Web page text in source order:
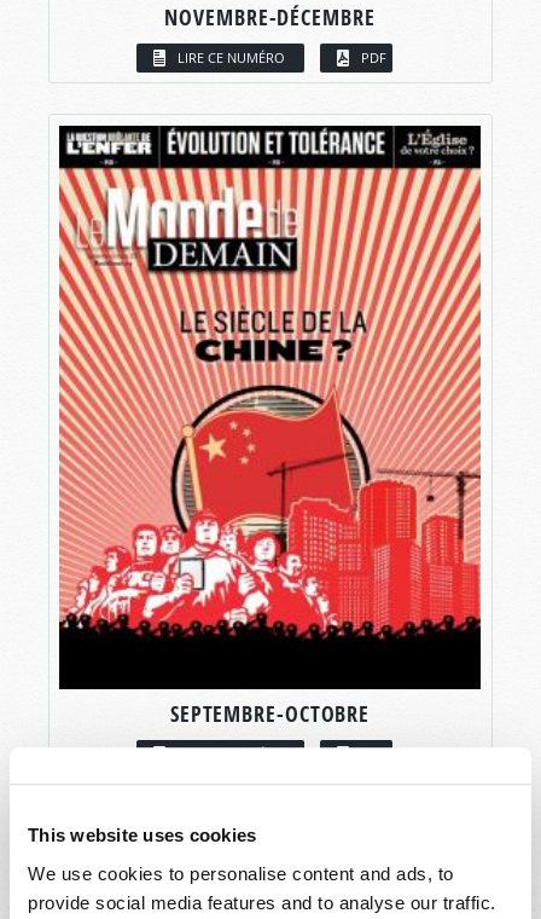
This website uses cookies
We use cookies to personalise content and ads, to
provide social media features and to analyse our traffic.
NOVEMBRE-DÉCEMBRE
LIRE CE NUMÉRO PDF
SEPTEMBRE-OCTOBRE
LIRE CE NUMÉRO PDF